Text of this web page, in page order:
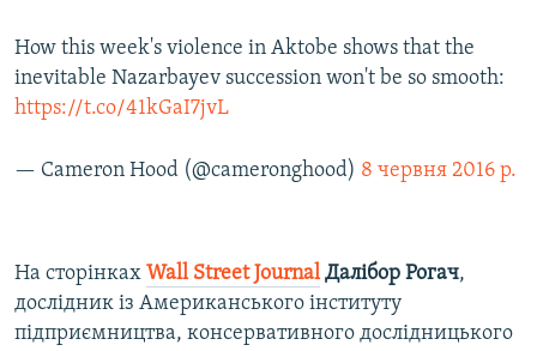
How this week's violence in Aktobe shows that the
inevitable Nazarbayev succession won't be so smooth:
https://t.co/41kGaI7jvL
— Cameron Hood (@cameronghood) 8 червня 2016 р.
На сторінках Wall Street JournalДалібор Рогач,
дослідник із Американського інституту
підприємництва, консервативного дослідницького